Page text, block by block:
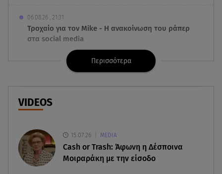
06.08.26 , 21:31
Τροχαίο για τον Mike - Η ανακοίνωση του ράπερ
στα social media
06.08.26 , 21:22
Ισραήλ - Κύπρος - Κρήτη: Το μεγαλύτερο
υποθαλάσσιο καλώδιο στον κόσμο
06.08.26 , 21:07
εξοπλισμού στον Άγιο Βασίλειο
06.08.26 , 20:49
Άκης Παυλόπουλος: Η τρυφερή εξομολόγηση
Περισσότερα
VIDEOS
15.07.26 MEDIA
Cash or Trash: Άφωνη η Δέσποινα
Μοιραράκη με την είσοδο